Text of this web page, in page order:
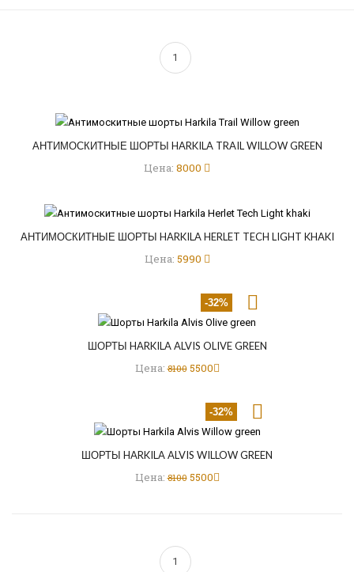
1
АНТИМОСКИТНЫЕ ШОРТЫ HARKILA TRAIL WILLOW GREEN
Цена: 8000
АНТИМОСКИТНЫЕ ШОРТЫ HARKILA HERLET TECH LIGHT KHAKI
Цена: 5990
-32%
ШОРТЫ HARKILA ALVIS OLIVE GREEN
Цена:81005500
-32%
ШОРТЫ HARKILA ALVIS WILLOW GREEN
Цена:81005500
1